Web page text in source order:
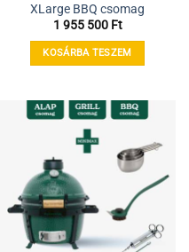
XLarge BBQ csomag
1 955 500 Ft
KOSÁRBA TESZEM